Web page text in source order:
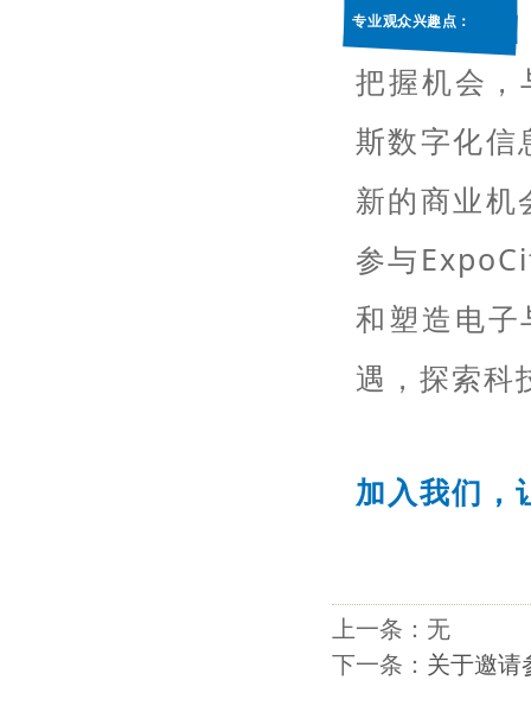
专业观众兴趣点：
把握机会
斯数字化信
新的商业机
参与
和塑造电
遇，探索科
加入我们，
上一条：无
下一条： 关于邀请